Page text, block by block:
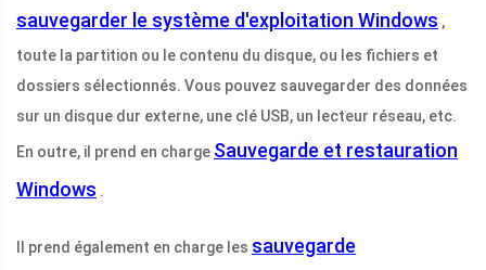
sauvegarder le système d'exploitation Windows ,
toute la partition ou le contenu du disque, ou les fichiers et
dossiers sélectionnés. Vous pouvez sauvegarder des données
sur un disque dur externe, une clé USB, un lecteur réseau, etc.
En outre, il prend en charge Sauvegarde et restauration
Windows .
Il prend également en charge les sauvegarde